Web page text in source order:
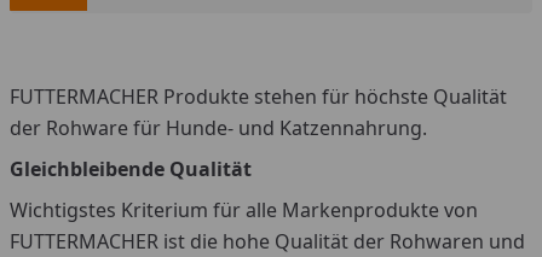
FUTTERMACHER Produkte stehen für höchste Qualität
der Rohware für Hunde- und Katzennahrung.
Gleichbleibende Qualität
Wichtigstes Kriterium für alle Markenprodukte von
FUTTERMACHER ist die hohe Qualität der Rohwaren und